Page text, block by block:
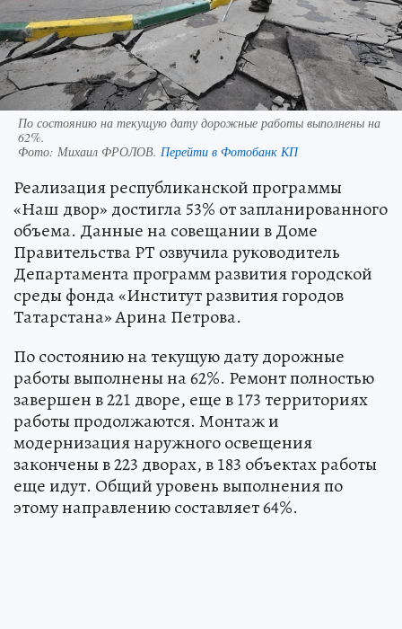
По состоянию на текущую дату дорожные работы выполнены на
62%.
Фото: Михаил ФРОЛОВ. Перейти в Фотобанк КП
Реализация республиканской программы
«Наш двор» достигла 53% от запланированного
объема. Данные на совещании в Доме
Правительства РТ озвучила руководитель
Департамента программ развития городской
среды фонда «Институт развития городов
Татарстана» Арина Петрова.
По состоянию на текущую дату дорожные
работы выполнены на 62%. Ремонт полностью
завершен в 221 дворе, еще в 173 территориях
работы продолжаются. Монтаж и
модернизация наружного освещения
закончены в 223 дворах, в 183 объектах работы
еще идут. Общий уровень выполнения по
этому направлению составляет 64%.